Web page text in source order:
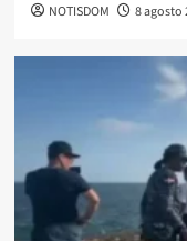
NOTISDOM 8 agosto